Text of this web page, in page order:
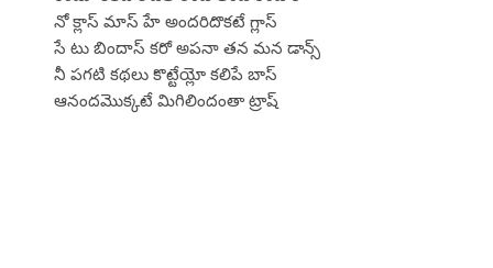
నో క్లాస్ మాస్ హే అందరిదొకటే గ్లాస్
సే టు బిందాస్ కరో అపనా తన మన డాన్స్
నీ పగటి కథలు కొట్టేయ్లో కలిపే బాస్
ఆనందమొక్కటే మిగిలిందంతా ట్రాష్